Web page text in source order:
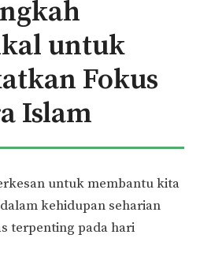
untuk
Fokus
Islam
untuk membantu kita
kehidupan seharian
terpenting pada hari